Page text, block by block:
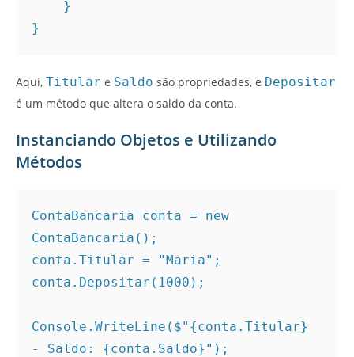
    }
}
Aqui, Titular e Saldo são propriedades, e Depositar
é um método que altera o saldo da conta.
Instanciando Objetos e Utilizando
Métodos
ContaBancaria conta = new
ContaBancaria();
conta.Titular = "Maria";
conta.Depositar(1000);
Console.WriteLine($"{conta.Titular}
- Saldo: {conta.Saldo}");